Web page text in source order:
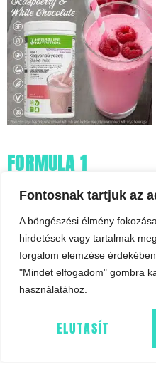
Fontosnak tartjuk az
A böngészési élmény
hirdetések vagy tartalmak
forgalom elemzése
"Mindet elfogadom" gombra
használatához.
ELUTASÍT
FORMULA 1
TÁPLÁLÓ SHAKE
ITALPOR MÁLNA-
FEHÉRCSOKI –
GLUTÉN-, SZÓJA-,
LAKTÓZMENTES,
VEGÁN
21,920FT